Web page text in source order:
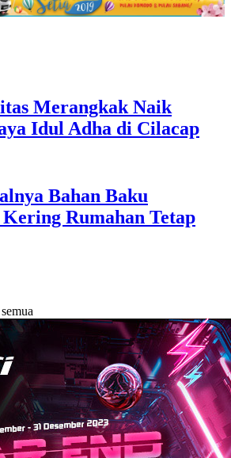
Merangkak Naik
Idul Adha di Cilacap
Bahan Baku
Rumahan Tetap